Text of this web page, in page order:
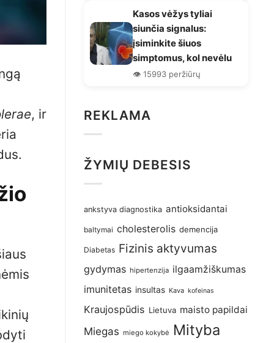
, ir
Kasos vėžys tyliai
siunčia signalus:
įsiminkite šiuos
simptomus, kol nevėlu
👁️ 15993 peržiūrų
REKLAMA
ŽYMIŲ DEBESIS
ankstyva diagnostika antioksidantai
baltymai cholesterolis demencija
Diabetas Fizinis aktyvumas
gydymas hipertenzija ilgaamžiškumas
imunitetas insultas Kava kofeinas
Kraujospūdis Lietuva maisto papildai
Miegas miego kokybė Mityba